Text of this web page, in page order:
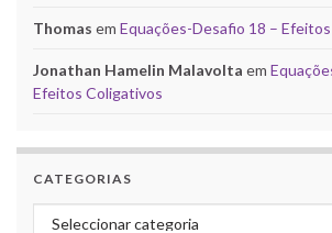
Thomas em Equações-Desafio 18 –
Jonathan Hamelin Malavolta em
Efeitos Coligativos
CATEGORIAS
Categorias